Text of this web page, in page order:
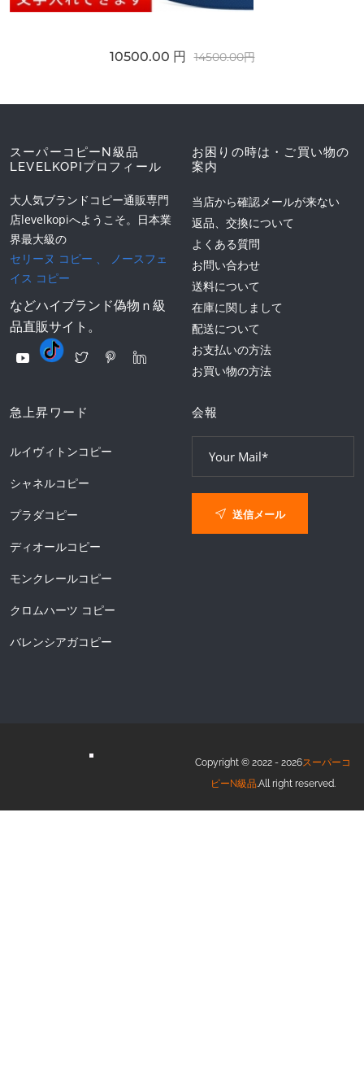
10500.00 円 14500.00円
スーパーコピーN級品
LEVELKOPIプロフィール
大人気ブランドコピー通販専門
店levelkopiへようこそ。日本業
界最大級の
セリーヌ コピー
ノースフェ
イス コピー
などハイブランド偽物ｎ級
品直販サイト。
お困りの時は・ご買い物の
案内
当店から確認メールが来ない
返品、交換について
よくある質問
お問い合わせ
送料について
在庫に関しまして
配送について
お支払いの方法
お買い物の方法
急上昇ワード
ルイヴィトンコピー
シャネルコピー
プラダコピー
ディオールコピー
モンクレールコピー
クロムハーツ コピー
バレンシアガコピー
会報
送信メール
Copyright © 2022 - 2026スーパーコ
ピーN級品.All right reserved.